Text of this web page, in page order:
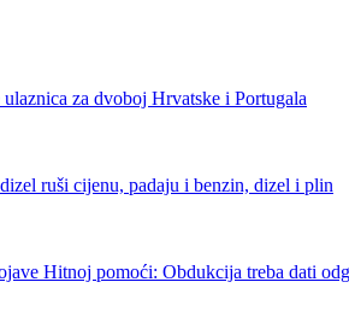
za dvoboj Hrvatske i Portugala
ruši cijenu, padaju i benzin, dizel i plin
Hitnoj pomoći: Obdukcija treba dati